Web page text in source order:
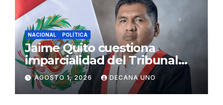
NACIONAL POLÍTICA
Jaime Quito cuestiona
imparcialidad del Tribunal
Constitucional tras liberación
de Ollanta Humala
AGOSTO 1, 2026 DECANA UNO